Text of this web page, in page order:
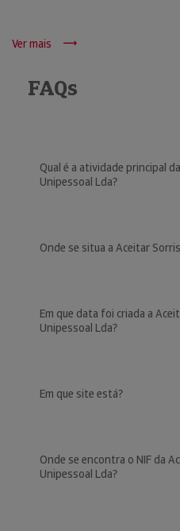
Ver mais
FAQs
Qual é a atividade principal
Unipessoal Lda?
Onde se situa a Aceitar
Em que data foi criada a
Unipessoal Lda?
Em que site está?
Onde se encontra o NIF da
Unipessoal Lda?